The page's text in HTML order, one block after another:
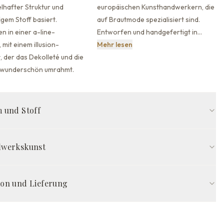
Struktur und
Stoff basiert.
in einer a-line-
mit einem illusion-
derdas Dekolleté und die
umrahmt.
europäischen Kunsthandwerkern, die
auf Brautmode spezialisiert sind.
Entworfen und handgefertigt in…
Mehr lesen
und Stoff
Rücken-Rücken
Tüll
Ihren exakten 21 Maßen gefertigt — so sitzt es von Anfang an
und Lieferung